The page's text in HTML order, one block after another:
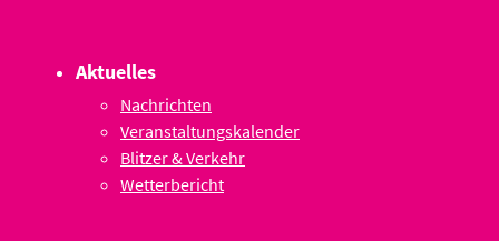
Aktuelles
Nachrichten
Veranstaltungskalender
Blitzer & Verkehr
Wetterbericht